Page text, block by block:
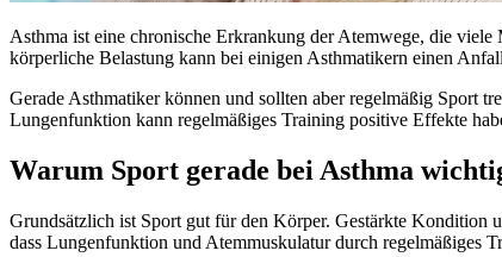
Asthma ist eine chronische Erkrankung der Atemwege, die
körperliche Belastung kann bei einigen Asthmatikern einen
Gerade Asthmatiker können und sollten aber regelmäßig Sport
Lungenfunktion kann regelmäßiges Training positive Effekte
Warum Sport gerade bei Asthma
Grundsätzlich ist Sport gut für den Körper. Gestärkte Kondition
dass Lungenfunktion und Atemmuskulatur durch regelmäßiges